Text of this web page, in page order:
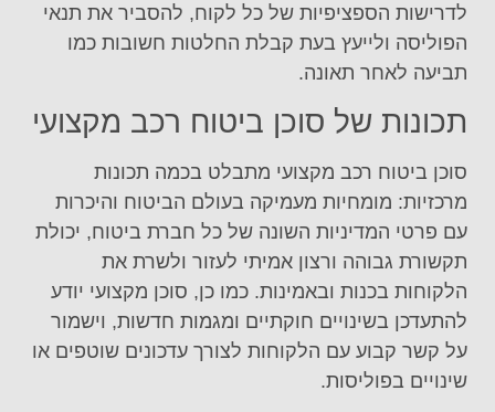
לדרישות הספציפיות של כל לקוח, להסביר את תנאי
הפוליסה ולייעץ בעת קבלת החלטות חשובות כמו
תביעה לאחר תאונה.
תכונות של סוכן ביטוח רכב מקצועי
סוכן ביטוח רכב מקצועי מתבלט בכמה תכונות
מרכזיות: מומחיות מעמיקה בעולם הביטוח והיכרות
עם פרטי המדיניות השונה של כל חברת ביטוח, יכולת
תקשורת גבוהה ורצון אמיתי לעזור ולשרת את
הלקוחות בכנות ובאמינות. כמו כן, סוכן מקצועי יודע
להתעדכן בשינויים חוקתיים ומגמות חדשות, וישמור
על קשר קבוע עם הלקוחות לצורך עדכונים שוטפים או
שינויים בפוליסות.